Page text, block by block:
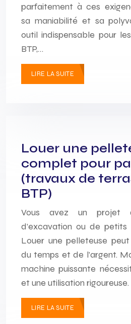
parfaitement à ces
sa maniabilité et sa
outil indispensable pour
BTP,…
LIRE LA SUITE
Louer une
complet pour
(travaux de
BTP)
Vous avez un projet
d’excavation ou de
Louer une pelleteuse
du temps et de l’argent.
machine puissante
et une utilisation
LIRE LA SUITE